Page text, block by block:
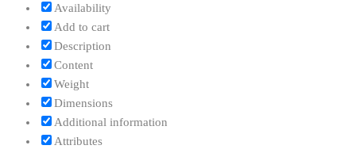
Availability
Add to cart
Description
Content
Weight
Dimensions
Additional information
Attributes